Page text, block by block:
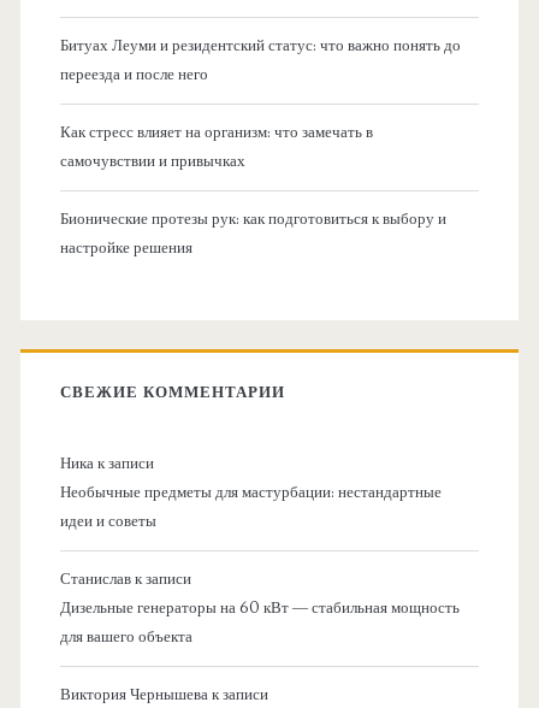
Битуах Леуми и резидентский статус: что важно понять до
переезда и после него
Как стресс влияет на организм: что замечать в
самочувствии и привычках
Бионические протезы рук: как подготовиться к выбору и
настройке решения
СВЕЖИЕ КОММЕНТАРИИ
Никак записи
Необычные предметы для мастурбации: нестандартные
идеи и советы
Станиславк записи
Дизельные генераторы на 60 кВт — стабильная мощность
для вашего объекта
Виктория Чернышевак записи